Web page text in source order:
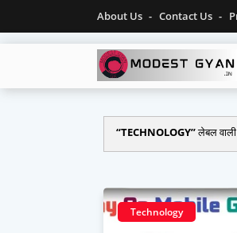
About Us Contact Us
TECHNOLOGY लेबल वाली
Technology